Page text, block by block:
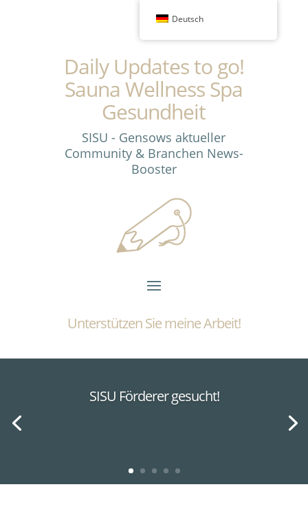
Daily Updates to go!
Sauna Wellness Spa
Gesundheit
SISU - Gensows aktueller
Community & Branchen News-
Booster
Unterstützen Sie meine Arbeit!
SISU Förderer gesucht!
Deutsch